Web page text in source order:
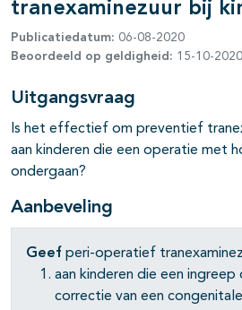
open- en dichtklappen
tranexaminezuur bij
Publicatiedatum: 06-08-2020
Beoordeeld op geldigheid: 15-10-2020
Uitgangsvraag
Is het effectief om preventief
aan kinderen die een operatie met
ondergaan?
Aanbeveling
Geef peri-operatief
aan kinderen die een
correctie van een